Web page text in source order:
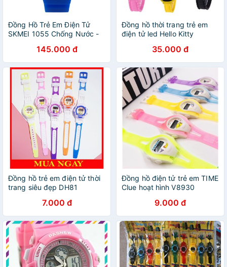
Đồng Hồ Trẻ Em Điện Tử
SKMEI 1055 Chống Nước -
145.000 đ
Đồng hồ thời trang trẻ em
điện tử led Hello Kitty
35.000 đ
Đồng hồ trẻ em điện tử thời
trang siêu đẹp DH81
7.000 đ
Đồng hồ điện tử trẻ em TIME
Clue hoạt hình V8930
9.000 đ